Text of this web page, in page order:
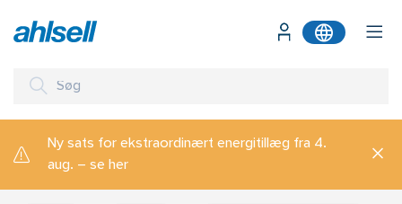
Ny sats for ekstraordinært energitillæg fra 4.
aug. – se her